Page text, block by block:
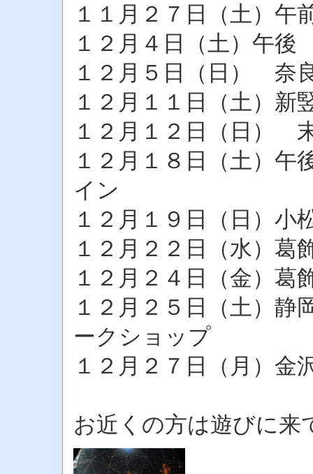
１１月２７日（土）
１２月４日（土）午
１２月５日（日） 奈
１２月１１日（土）新
１２月１２日（日）
１２月１８日（土）
イン
１２月１９日（日）小
１２月２２日（水）葛
１２月２４日（金）葛
１２月２５日（土）
ークショップ
１２月２７日（月）
お近くの方は遊びに来